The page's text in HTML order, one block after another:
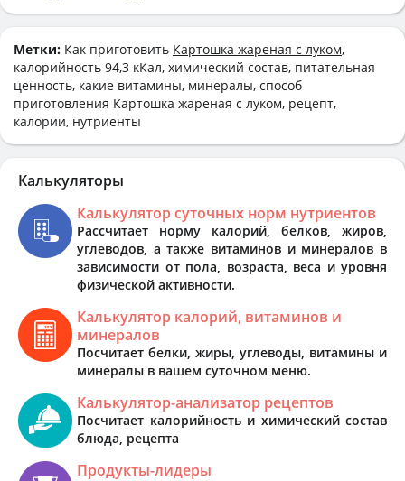
Метки: Как приготовить Картошка жареная с луком,
калорийность 94,3 кКал, химический состав, питательная
ценность, какие витамины, минералы, способ
приготовления Картошка жареная с луком, рецепт,
калории, нутриенты
Калькуляторы
Калькулятор суточных норм нутриентов
Рассчитает норму калорий, белков, жиров,
углеводов, а также витаминов и минералов в
зависимости от пола, возраста, веса и уровня
физической активности.
Калькулятор калорий, витаминов и
минералов
Посчитает белки, жиры, углеводы, витамины и
минералы в вашем суточном меню.
Калькулятор-анализатор рецептов
Посчитает калорийность и химический состав
блюда, рецепта
Продукты-лидеры